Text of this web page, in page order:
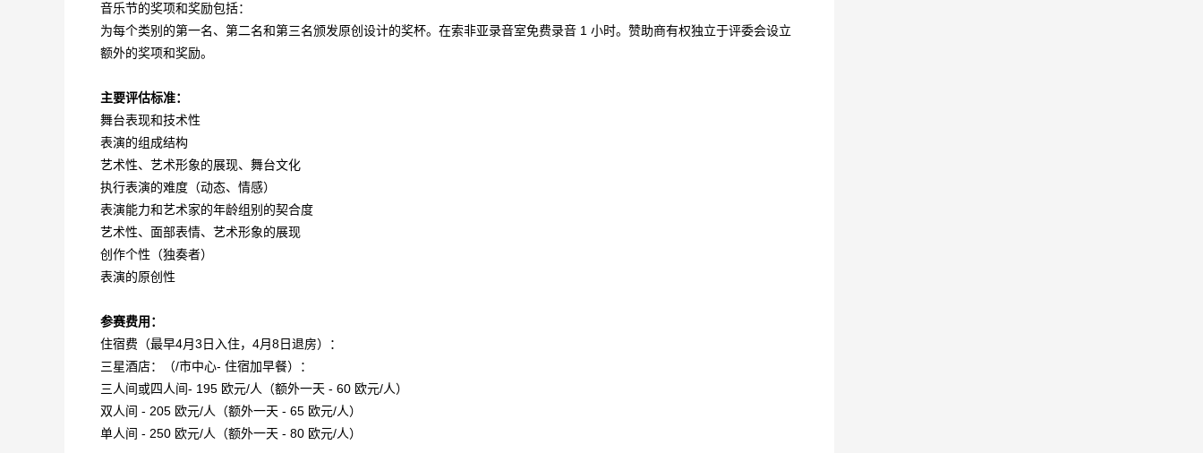
音乐节的奖项和奖励包括：
为每个类别的第一名、第二名和第三名颁发原创设计的奖杯。在索非亚录音室免费录音 1 小时。赞助商有权独立于评委会设立
额外的奖项和奖励。
主要评估标准：
舞台表现和技术性
表演的组成结构
艺术性、艺术形象的展现、舞台文化
执行表演的难度（动态、情感）
表演能力和艺术家的年龄组别的契合度
艺术性、面部表情、艺术形象的展现
创作个性（独奏者）
表演的原创性
参赛费用：
住宿费（最早4月3日入住，4月8日退房）：
三星酒店：（/市中心- 住宿加早餐）：
三人间或四人间- 195 欧元/人（额外一天 - 60 欧元/人）
双人间 - 205 欧元/人（额外一天 - 65 欧元/人）
单人间 - 250 欧元/人（额外一天 - 80 欧元/人）